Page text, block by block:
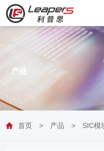
产品
首页 > 产品 > SIC模